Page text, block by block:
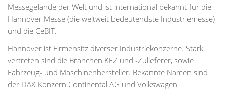
Messegelände der Welt und ist international bekannt für die
Hannover Messe (die weltweit bedeutendste Industriemesse)
und die CeBIT.
Hannover ist Firmensitz diverser Industriekonzerne. Stark
vertreten sind die Branchen KFZ und -Zulieferer, sowie
Fahrzeug- und Maschinenhersteller. Bekannte Namen sind
der DAX Konzern Continental AG und Volkswagen